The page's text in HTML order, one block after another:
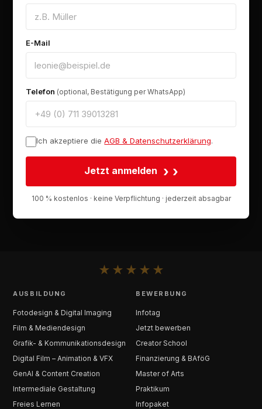
E-Mail
Telefon (optional, Bestätigung per WhatsApp)
Ich akzeptiere die AGB & Datenschutzerklärung.
Jetzt anmelden ›
100 % kostenlos · keine Verpflichtung · jederzeit absagbar
★ ★ ★ ★ ★
AUSBILDUNG
Fotodesign & Digital Imaging
Film & Mediendesign
Grafik- & Kommunikationsdesign
Digital Film – Animation & VFX
GenAI & Content Creation
Intermediale Gestaltung
Freies Lernen
BEWERBUNG
Infotag
Jetzt bewerben
Creator School
Finanzierung & BAföG
Master of Arts
Praktikum
Infopaket